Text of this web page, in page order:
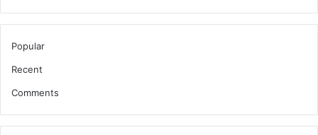
Popular
Recent
Comments